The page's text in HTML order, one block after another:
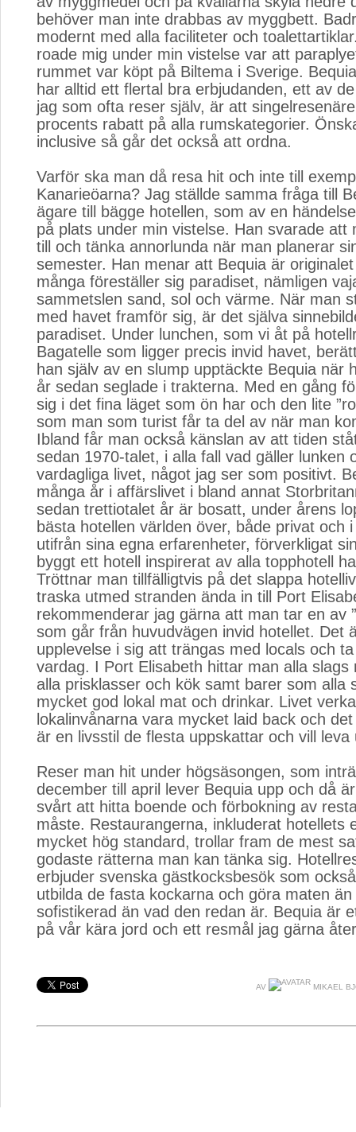
behöver man inte drabbas av myggbett.
modernt med alla faciliteter och
roade mig under min vistelse var att
rummet var köpt på Biltema i Sverige.
har alltid ett flertal bra erbjudanden, ett av
jag som ofta reser själv, är att
procents rabatt på alla rumskategorier.
inclusive så går det också att ordna.
Varför ska man då resa hit och inte till
Kanarieöarna? Jag ställde samma fråga till
ägare till bägge hotellen, som av en
på plats under min vistelse. Han svarade att
till och tänka annorlunda när man planerar
semester. Han menar att Bequia är
många föreställer sig paradiset, nämligen
sammetslen sand, sol och värme. När man
med havet framför sig, är det själva
paradiset. Under lunchen, som vi åt på
Bagatelle som ligger precis invid havet,
han själv av en slump upptäckte Bequia när
år sedan seglade i trakterna. Med en gång
sig i det fina läget som ön har och den lite
som man som turist får ta del av när man
Ibland får man också känslan av att tiden
sedan 1970-talet, i alla fall vad gäller lunken
vardagliga livet, något jag ser som positivt.
många år i affärslivet i bland annat
sedan trettiotalet år är bosatt, under årens
bästa hotellen världen över, både privat och
utifrån sina egna erfarenheter, förverkligat
byggt ett hotell inspirerat av alla topphotell
Tröttnar man tillfälligtvis på det slappa
traska utmed stranden ända in till Port
rekommenderar jag gärna att man tar en av
som går från huvudvägen invid hotellet. Det
upplevelse i sig att trängas med locals och
vardag. I Port Elisabeth hittar man alla slags
alla prisklasser och kök samt barer som alla
mycket god lokal mat och drinkar. Livet
lokalinvånarna vara mycket laid back och
är en livsstil de flesta uppskattar och vill leva
Reser man hit under högsäsongen, som
december till april lever Bequia upp och då
svårt att hitta boende och förbokning av
måste. Restaurangerna, inkluderat hotellets
mycket hög standard, trollar fram de mest
godaste rätterna man kan tänka sig.
erbjuder svenska gästkocksbesök som
utbilda de fasta kockarna och göra maten
sofistikerad än vad den redan är. Bequia är
på vår kära jord och ett resmål jag gärna
AV MIKAEL